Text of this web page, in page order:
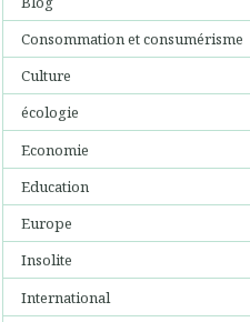
Consommation et consumérisme
Culture
écologie
Economie
Education
Europe
Insolite
International